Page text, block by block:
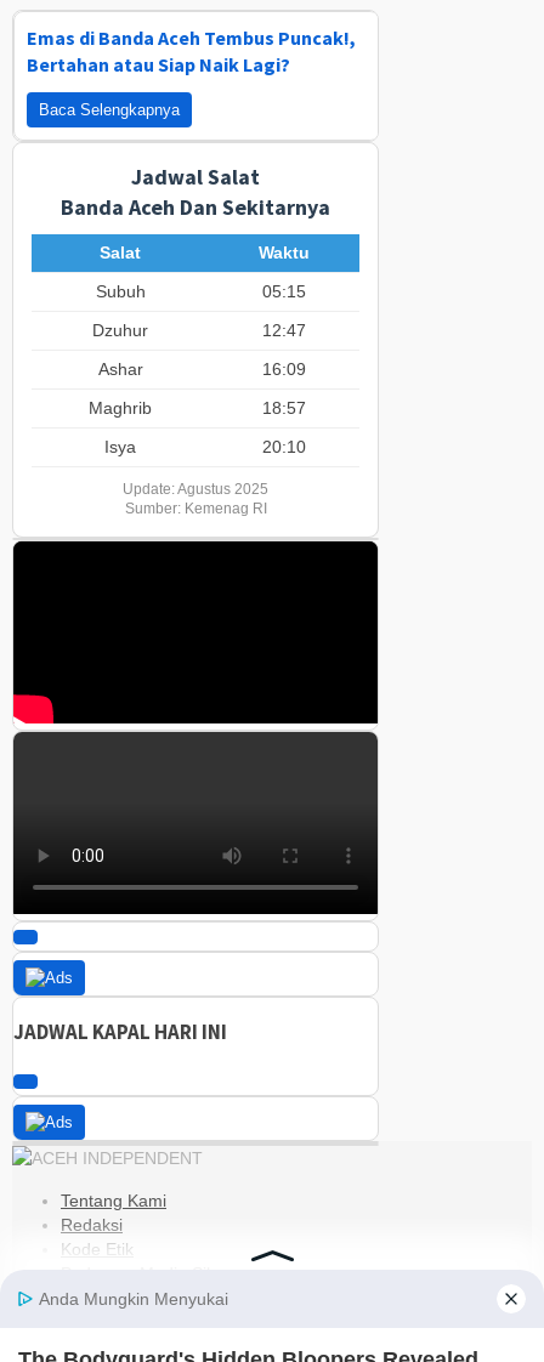
Emas di Banda Aceh Tembus Puncak!,
Bertahan atau Siap Naik Lagi?
Baca Selengkapnya
Jadwal Salat
Banda Aceh Dan Sekitarnya
Salat
Waktu
Subuh
05:15
Dzuhur
12:47
Ashar
16:09
Maghrib
18:57
Isya
20:10
Update: Agustus 2025
Sumber: Kemenag RI
JADWAL KAPAL HARI INI
Tentang Kami
Redaksi
Kode Etik
Disclaimer